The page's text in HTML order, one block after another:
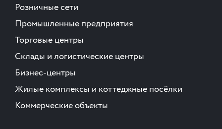
Розничные сети
Промышленные предприятия
Торговые центры
Склады и логистические центры
Бизнес-центры
Жилые комплексы и коттеджные посёлки
Коммерческие объекты